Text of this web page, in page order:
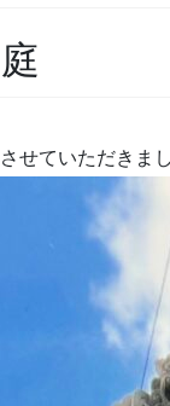
せていただき